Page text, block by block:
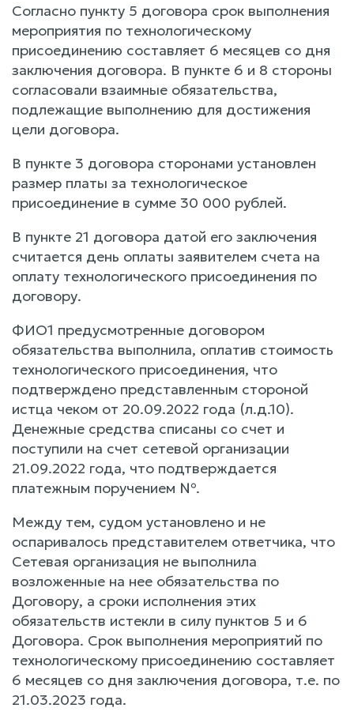
Согласно пункту 5 договора срок выполнения
мероприятия по технологическому
присоединению составляет 6 месяцев со дня
заключения договора. В пункте 6 и 8 стороны
согласовали взаимные обязательства,
подлежащие выполнению для достижения
цели договора.
В пункте 3 договора сторонами установлен
размер платы за технологическое
присоединение в сумме 30 000 рублей.
В пункте 21 договора датой его заключения
считается день оплаты заявителем счета на
оплату технологического присоединения по
договору.
ФИО1 предусмотренные договором
обязательства выполнила, оплатив стоимость
технологического присоединения, что
подтверждено представленным стороной
истца чеком от 20.09.2022 года (л.д.10).
Денежные средства списаны со счет и
поступили на счет сетевой организации
21.09.2022 года, что подтверждается
платежным поручением №.
Между тем, судом установлено и не
оспаривалось представителем ответчика, что
Сетевая организация не выполнила
возложенные на нее обязательства по
Договору, а сроки исполнения этих
обязательств истекли в силу пунктов 5 и 6
Договора. Срок выполнения мероприятий по
технологическому присоединению составляет
6 месяцев со дня заключения договора, т.е. по
21.03.2023 года.